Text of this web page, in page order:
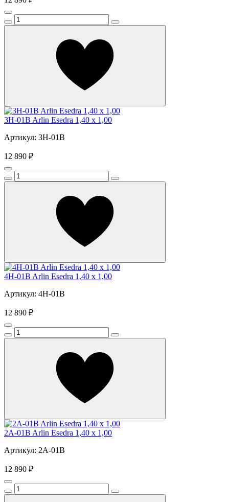
3H-01B Arlin Esedra 1,40 х 1,00
Артикул: 3H-01B
12 890 ₽
4H-01B Arlin Esedra 1,40 х 1,00
Артикул: 4H-01B
12 890 ₽
2A-01B Arlin Esedra 1,40 х 1,00
Артикул: 2A-01B
12 890 ₽